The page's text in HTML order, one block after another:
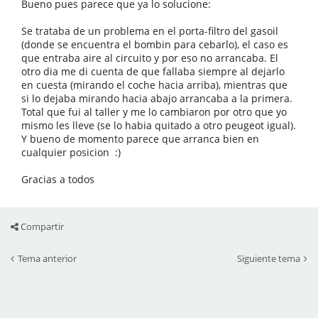
Bueno pues parece que ya lo solucione:
Se trataba de un problema en el porta-filtro del gasoil
(donde se encuentra el bombin para cebarlo), el caso es
que entraba aire al circuito y por eso no arrancaba. El
otro dia me di cuenta de que fallaba siempre al dejarlo
en cuesta (mirando el coche hacia arriba), mientras que
si lo dejaba mirando hacia abajo arrancaba a la primera.
Total que fui al taller y me lo cambiaron por otro que yo
mismo les lleve (se lo habia quitado a otro peugeot igual).
Y bueno de momento parece que arranca bien en
cualquier posicion :)
Gracias a todos
Compartir
Tema anterior Siguiente tema